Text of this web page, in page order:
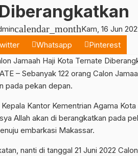
calendar_monthKam, 16 Jun
Whatsapp Pinterest
– Sebanyak 122 orang Calon
pada pekan depan.
Kantor Kementrian Agama
Allah akan di berangkatkan pada
embarkasi Makassar.
nanti di tanggal 21 Juni 2022